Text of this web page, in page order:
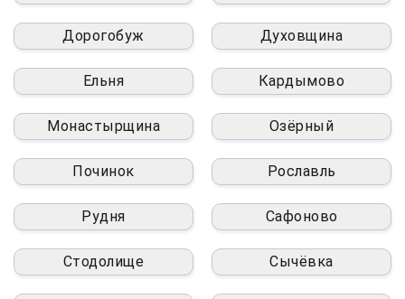
Дорогобуж Духовщина
Ельня Кардымово
Монастырщина Озёрный
Починок Рославль
Рудня Сафоново
Стодолище Сычёвка